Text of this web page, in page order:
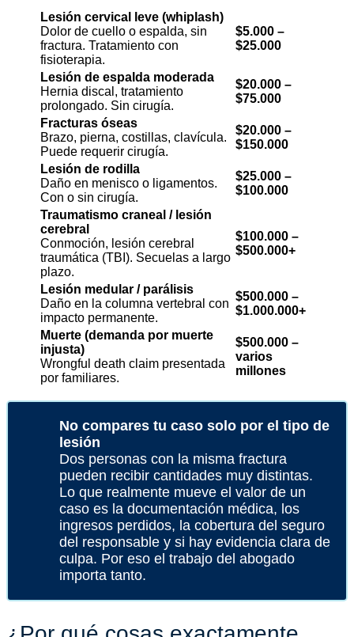
Lesión cervical leve (whiplash)
Dolor de cuello o espalda, sin
fractura. Tratamiento con
fisioterapia.
$5.000 –
$25.000
Lesión de espalda moderada
Hernia discal, tratamiento
prolongado. Sin cirugía.
$20.000 –
$75.000
Fracturas óseas
Brazo, pierna, costillas, clavícula.
Puede requerir cirugía.
$20.000 –
$150.000
Lesión de rodilla
Daño en menisco o ligamentos.
Con o sin cirugía.
$25.000 –
$100.000
Traumatismo craneal / lesión
cerebral
Conmoción, lesión cerebral
traumática (TBI). Secuelas a largo
plazo.
$100.000 –
$500.000+
Lesión medular / parálisis
Daño en la columna vertebral con
impacto permanente.
$500.000 –
$1.000.000+
Muerte (demanda por muerte
injusta)
Wrongful death claim presentada
por familiares.
$500.000 –
varios
millones
No compares tu caso solo por el tipo de
lesión
Dos personas con la misma fractura
pueden recibir cantidades muy distintas.
Lo que realmente mueve el valor de un
caso es la documentación médica, los
ingresos perdidos, la cobertura del seguro
del responsable y si hay evidencia clara de
culpa. Por eso el trabajo del abogado
importa tanto.